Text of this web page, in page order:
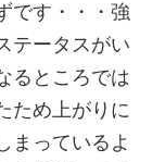
です・・・強
テータスがい
るところでは
ため上がりに
まっているよ